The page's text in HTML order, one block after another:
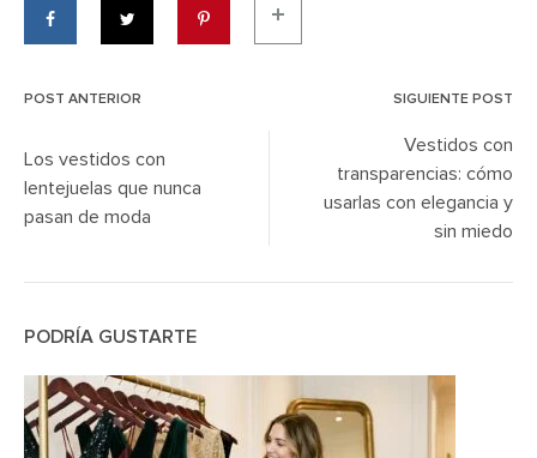
navigation
POST ANTERIOR SIGUIENTE POST
Los vestidos con
lentejuelas que nunca
pasan de moda
Vestidos con
transparencias: cómo
usarlas con elegancia y
sin miedo
PODRÍA GUSTARTE